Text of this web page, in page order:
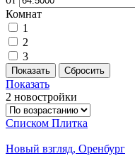
Комнат
1
2
3
Показать
2 новостройки
Списком Плитка
Новый взгляд, Оренбург